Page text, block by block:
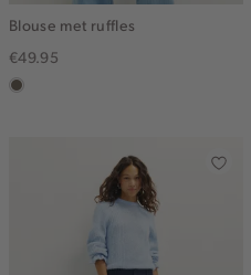
Blouse met ruffles
€49.95
middenbruin